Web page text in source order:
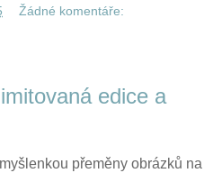
Žádné komentáře:
edice a
přeměny obrázků na